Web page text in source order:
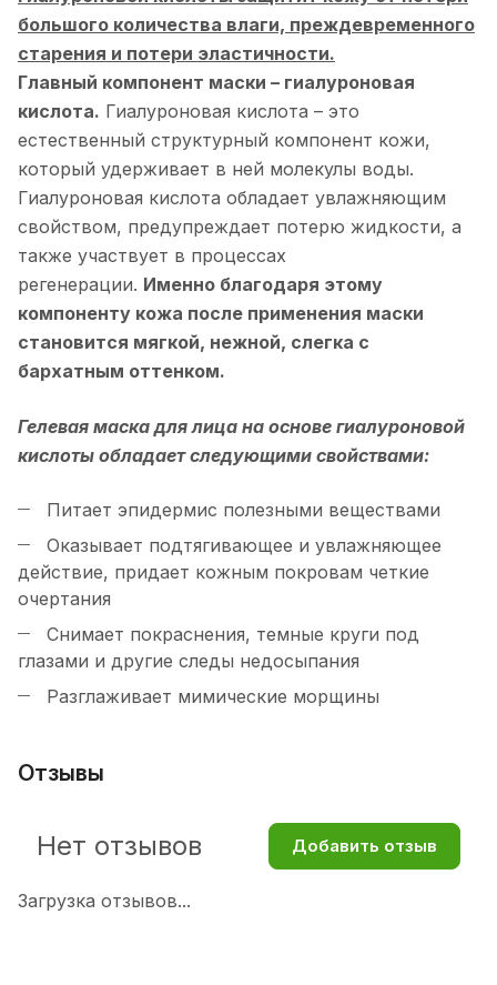
большого количества влаги, преждевременного
старения и потери эластичности.
Главный компонент маски – гиалуроновая
кислота. Гиалуроновая кислота – это
естественный структурный компонент кожи,
который удерживает в ней молекулы воды.
Гиалуроновая кислота обладает увлажняющим
свойством, предупреждает потерю жидкости, а
также участвует в процессах
регенерации. Именно благодаря этому
компоненту кожа после применения маски
становится мягкой, нежной, слегка с
бархатным оттенком.
Гелевая маска для лица на основе гиалуроновой
кислоты обладает следующими свойствами:
Питает эпидермис полезными веществами
Оказывает подтягивающее и увлажняющее
действие, придает кожным покровам четкие
очертания
Снимает покраснения, темные круги под
глазами и другие следы недосыпания
Разглаживает мимические морщины
Отзывы
Загрузка отзывов...
Нет отзывов Добавить отзыв